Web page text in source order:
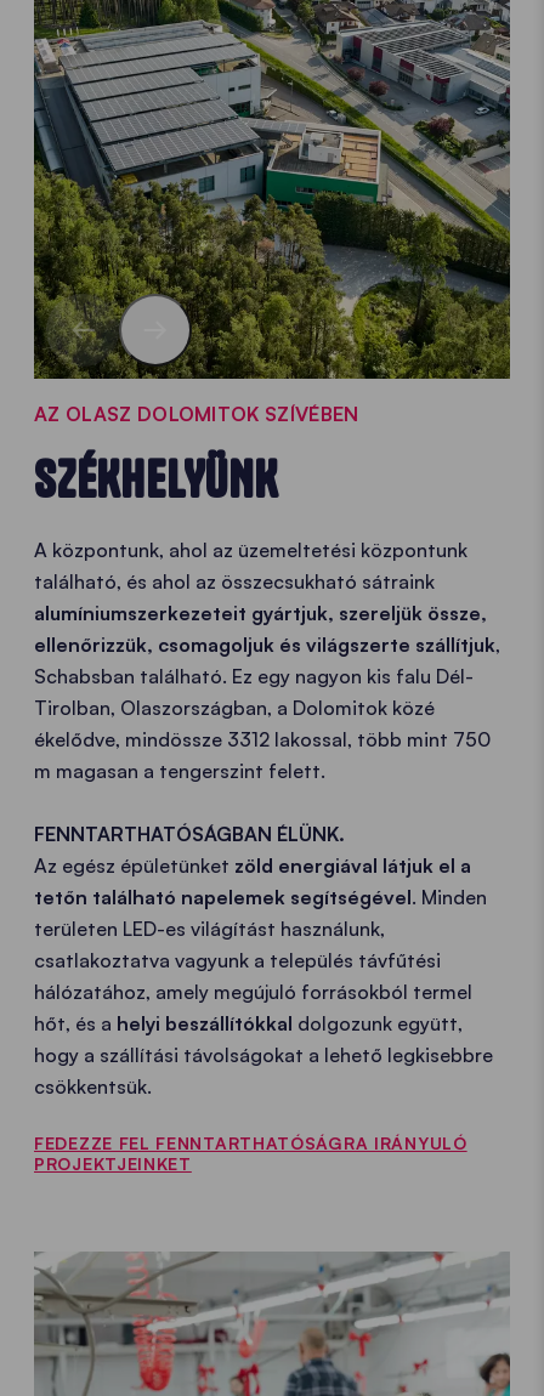
AZ OLASZ DOLOMITOK SZÍVÉBEN
SZÉKHELYÜNK
A központunk, ahol az üzemeltetési központunk
található, és ahol az összecsukható sátraink
alumíniumszerkezeteit gyártjuk, szereljük össze,
ellenőrizzük, csomagoljuk és világszerte szállítjuk,
Schabsban található. Ez egy nagyon kis falu Dél-
Tirolban, Olaszországban, a Dolomitok közé
ékelődve, mindössze 3312 lakossal, több mint 750
m magasan a tengerszint felett.
FENNTARTHATÓSÁGBAN ÉLÜNK.
Az egész épületünket zöld energiával látjuk el a
tetőn található napelemek segítségével. Minden
területen LED-es világítást használunk,
csatlakoztatva vagyunk a település távfűtési
hálózatához, amely megújuló forrásokból termel
hőt, és a helyi beszállítókkal dolgozunk együtt,
hogy a szállítási távolságokat a lehető legkisebbre
csökkentsük.
FEDEZZE FEL FENNTARTHATÓSÁGRA IRÁNYULÓ
PROJEKTJEINKET